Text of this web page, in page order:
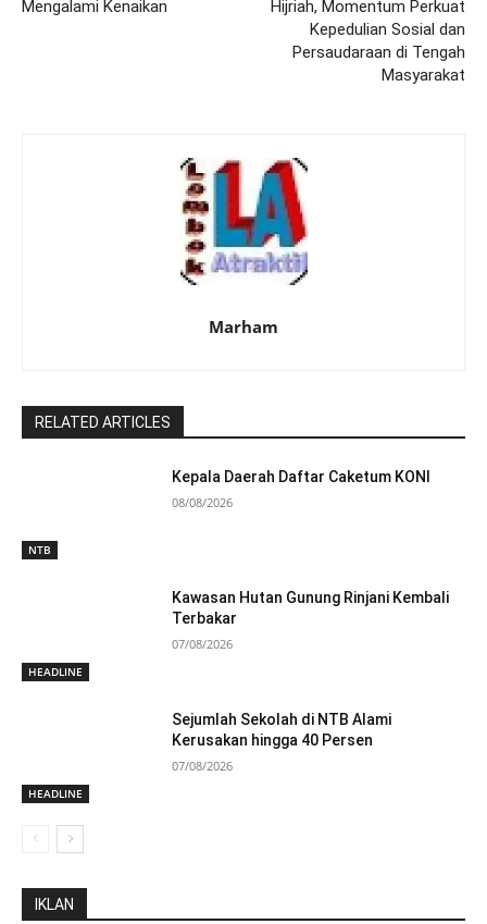
Mengalami Kenaikan
Hijriah, Momentum Perkuat
Kepedulian Sosial dan
Persaudaraan di Tengah
Masyarakat
Marham
RELATED ARTICLES
NTB
Kepala Daerah Daftar Caketum KONI
08/08/2026
HEADLINE
Kawasan Hutan Gunung Rinjani Kembali
Terbakar
07/08/2026
HEADLINE
Sejumlah Sekolah di NTB Alami
Kerusakan hingga 40 Persen
07/08/2026
IKLAN